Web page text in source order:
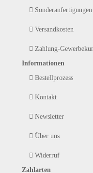
Sonderanfertigungen
Versandkosten
Zahlung-
Informationen
Bestellprozess
Kontakt
Newsletter
Über uns
Widerruf
Zahlarten